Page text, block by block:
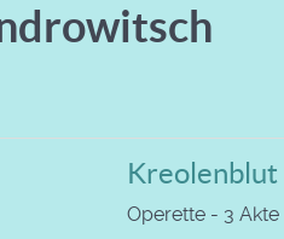
Kreolenblut
Operette - 3 Akte